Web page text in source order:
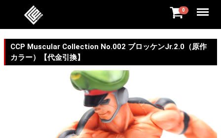
0 Menu
CCP Muscular Collection No.002 ブロッケンJr.2.0（原作
カラー）【代金引換】